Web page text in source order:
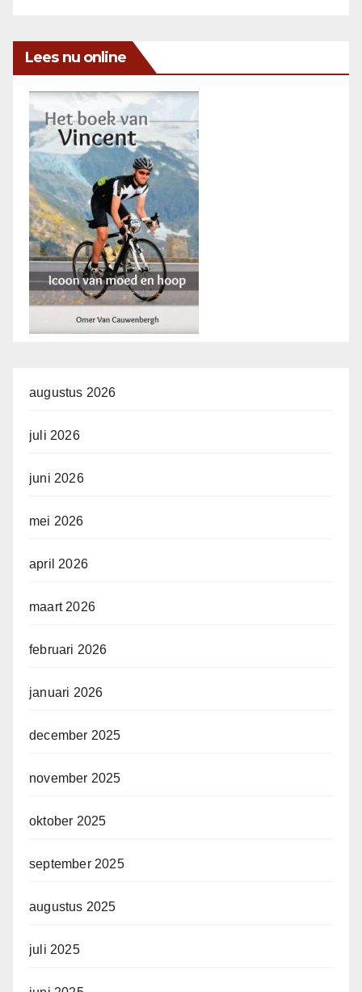
Lees nu online
augustus 2026
juli 2026
juni 2026
mei 2026
april 2026
maart 2026
februari 2026
januari 2026
december 2025
november 2025
oktober 2025
september 2025
augustus 2025
juli 2025